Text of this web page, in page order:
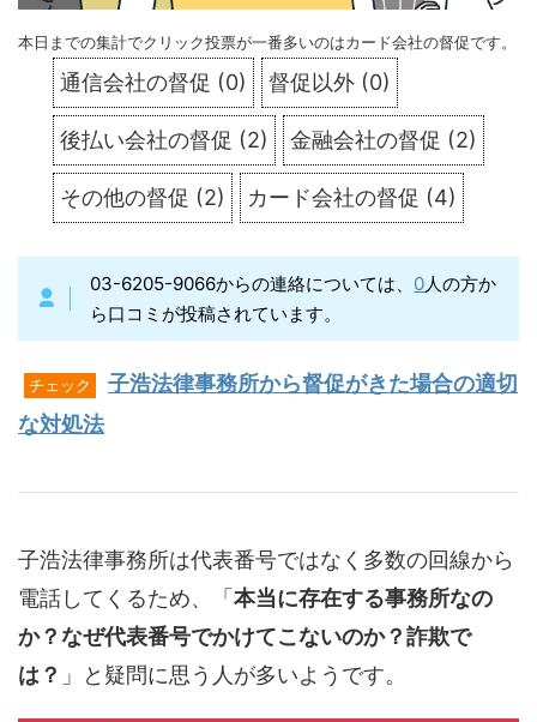
本日までの集計でクリック投票が一番多いのはカード会社の督促です。
通信会社の督促 (0) 督促以外 (0)
後払い会社の督促 (2) 金融会社の督促 (2)
その他の督促 (2) カード会社の督促 (4)
03-6205-9066からの連絡については、 0人の方か
ら口コミが投稿されています。
チェック
子浩法律事務所から督促がきた場合の適切
な対処法
子浩法律事務所は代表番号ではなく多数の回線から
電話してくるため、「本当に存在する事務所なの
か？なぜ代表番号でかけてこないのか？詐欺で
は？ 」と疑問に思う人が多いようです。